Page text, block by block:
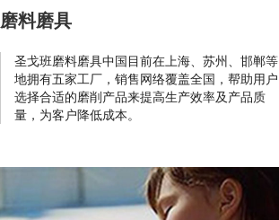
磨料磨具
圣戈班磨料磨具中国目前在上海、苏州、邯郸等
地拥有五家工厂，销售网络覆盖全国，帮助用户
选择合适的磨削产品来提高生产效率及产品质
量，为客户降低成本。